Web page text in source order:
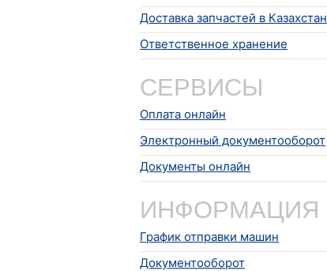
Доставка запчастей в Казахстан
Ответственное хранение
СЕРВИСЫ
Оплата онлайн
Электронный документооборот
Документы онлайн
ИНФОРМАЦИЯ
График отправки машин
Документооборот